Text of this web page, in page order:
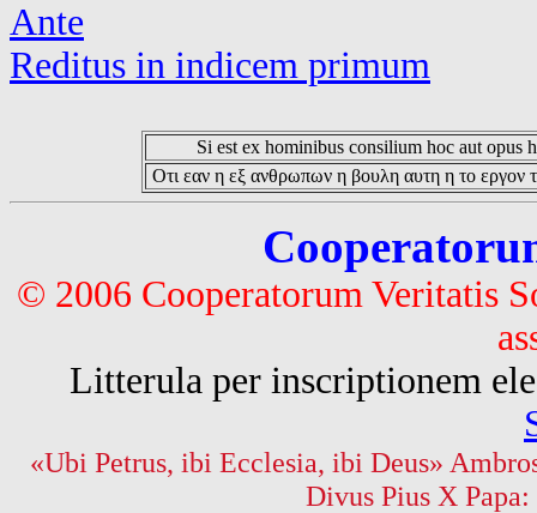
Ante
Reditus in indicem primum
Si est ex hominibus consilium hoc aut opus
Οτι εαν η εξ ανθρωπων η βουλη αυτη η το εργον
© 2006 Cooperatorum Veritatis
Litterula per inscriptionem
«Ubi Petrus, ibi Ecclesia, ibi Deus»
Divus Pius X Papa: